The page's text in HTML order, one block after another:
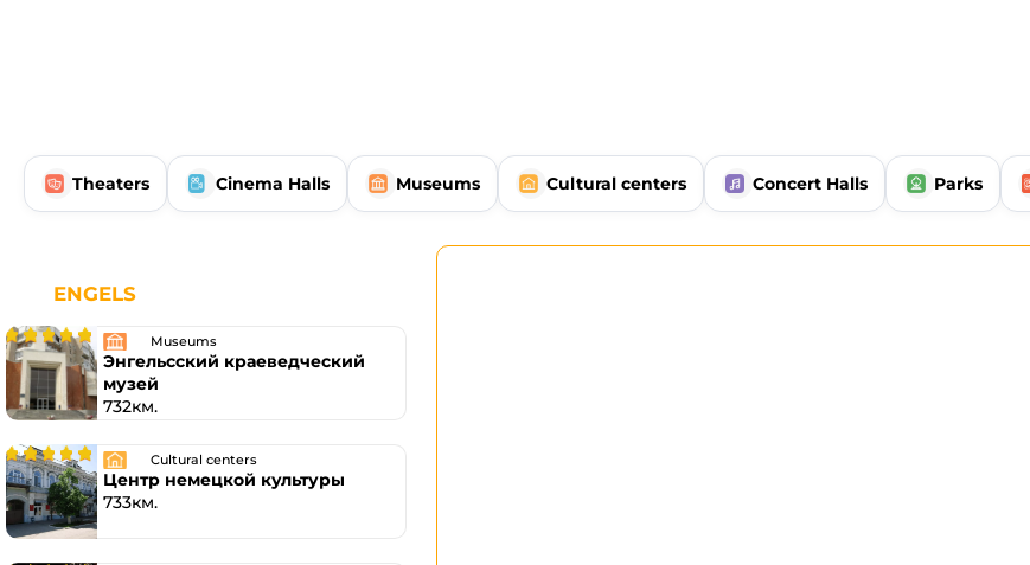
Theaters Cinema Halls Museums Cultural centers Concert Halls Parks
ENGELS
Museums
Энгельсский краеведческий
музей
732км.
Cultural centers
Центр немецкой культуры
733км.